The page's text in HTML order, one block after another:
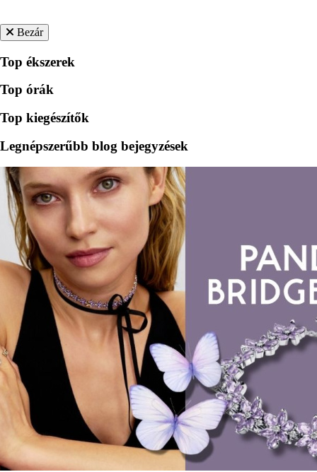
Bezár
Top ékszerek
Top órák
Top kiegészítők
Legnépszerűbb blog bejegyzések